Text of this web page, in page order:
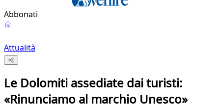
Abbonati
Attualità
Le Dolomiti assediate dai turisti:
«Rinunciamo al marchio Unesco»